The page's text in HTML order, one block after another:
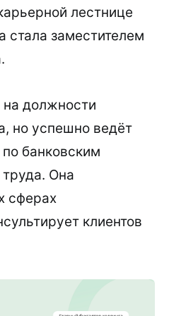
лестнице
стала заместителем
должности
но успешно ведёт
банковским
Она
сферах
клиентов